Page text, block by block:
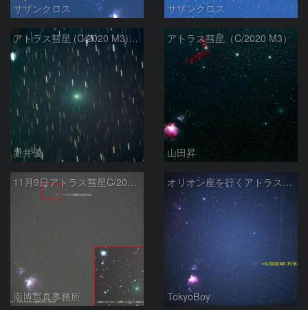
サザンクロス サザンクロス
アトラス彗星 (C/2020 M3)：2020/11/09
新井優
アトラス彗星（C/2020 M3）
山田昇
11月9日アトラス彗星C/2020 M3とオリオン座大星雲
南博写真事務所
オリオン座を行くアトラス彗星
TokyoBoy